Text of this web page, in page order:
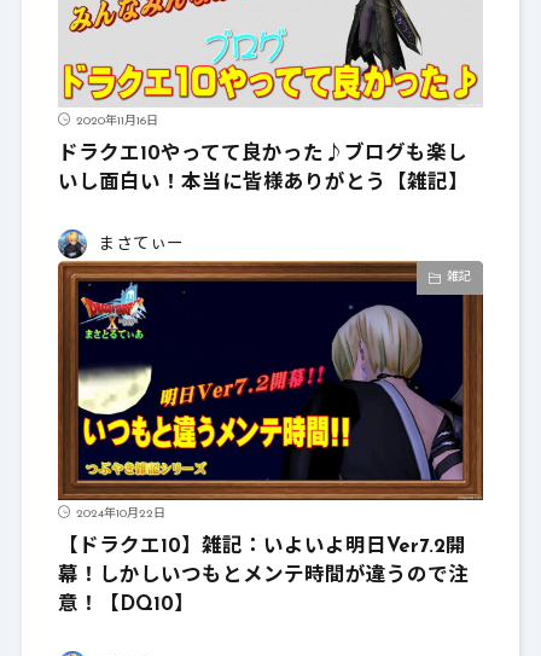
2020年11月16日
ドラクエ10やってて良かった♪ブログも楽し
いし面白い！本当に皆様ありがとう【雑記】
まさてぃー
雑記
2024年10月22日
【ドラクエ10】雑記：いよいよ明日Ver7.2開
幕！しかしいつもとメンテ時間が違うので注
意！【DQ10】